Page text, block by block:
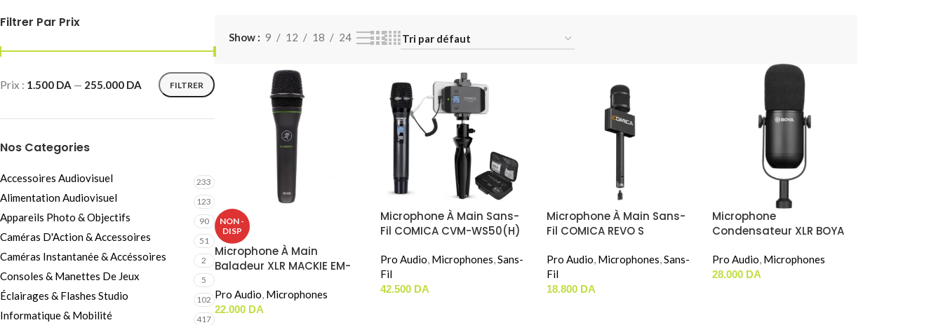
Filtrer Par Prix
FILTRER
Prix : 1.500 DA — 255.000 DA
Nos Categories
Accessoires Audiovisuel 233
Alimentation Audiovisuel 123
Appareils Photo & Objectifs 90
Caméras D'Action & Accessoires 51
Caméras Instantanée & Accéssoires 2
Consoles & Manettes De Jeux 5
Éclairages & Flashes Studio 102
Informatique & Mobilité 417
Show 9 12 18 24
NON -
DISP
Microphone À Main
Baladeur XLR MACKIE EM-
89D
Pro Audio, Microphones
22.000 DA
Microphone À Main Sans-
Fil COMICA CVM-WS50(H)
Pro Audio, Microphones,Sans-
Fil
42.500 DA
Microphone À Main Sans-
Fil COMICA REVO S
Pro Audio, Microphones,Sans-
Fil
18.800 DA
Microphone
Condensateur XLR BOYA
Pro Audio, Microphones
28.000 DA